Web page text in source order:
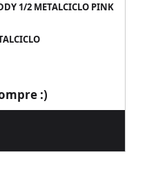
1/2 METALCICLO PINK
:)